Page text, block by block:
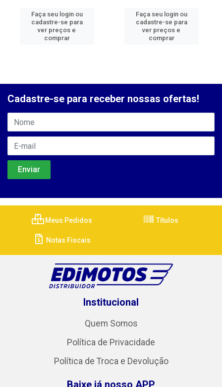
Faça seu login ou
cadastre-se para
ver preços e
comprar
Faça seu login ou
cadastre-se para
ver preços e
comprar
Cadastre-se para receber nossas ofertas!
Meus Pedidos Títulos
Notas Fiscais
Institucional
Quem Somos
Política de Privacidade
Política de Troca e Devolução
Baixe já nosso APP